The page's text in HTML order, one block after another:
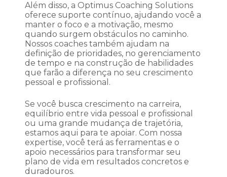
Além disso, a Optimus Coaching Solutions
oferece suporte contínuo, ajudando você a
manter o foco e a motivação, mesmo
quando surgem obstáculos no caminho.
Nossos coaches também ajudam na
definição de prioridades, no gerenciamento
de tempo e na construção de habilidades
que farão a diferença no seu crescimento
pessoal e profissional.
Se você busca crescimento na carreira,
equilíbrio entre vida pessoal e profissional
ou uma grande mudança de trajetória,
estamos aqui para te apoiar. Com nossa
expertise, você terá as ferramentas e o
apoio necessários para transformar seu
plano de vida em resultados concretos e
duradouros.